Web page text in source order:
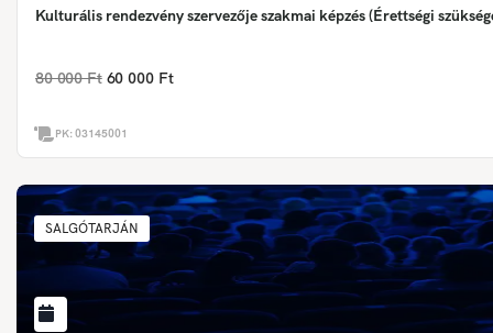
Kulturális rendezvény szervezője szakmai képzés (Érettségi
80 000 Ft 60 000 Ft
PK:03145001
SALGÓTARJÁN